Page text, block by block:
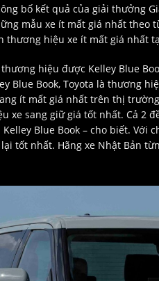
bố kết quả của giải thưởng
mẫu xe ít mất giá nhất
hiệu xe ít mất giá nhất
thương hiệu được Kelley Blue
Blue Book, Toyota là thương
ít mất giá nhất trên thị
xe sang giữ giá tốt nhất. Cả 2
Blue Book – cho biết.
tốt nhất. Hãng xe Nhật Bản